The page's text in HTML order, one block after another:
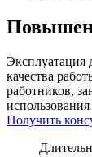
Эксплуатация
качества
работников,
Получить